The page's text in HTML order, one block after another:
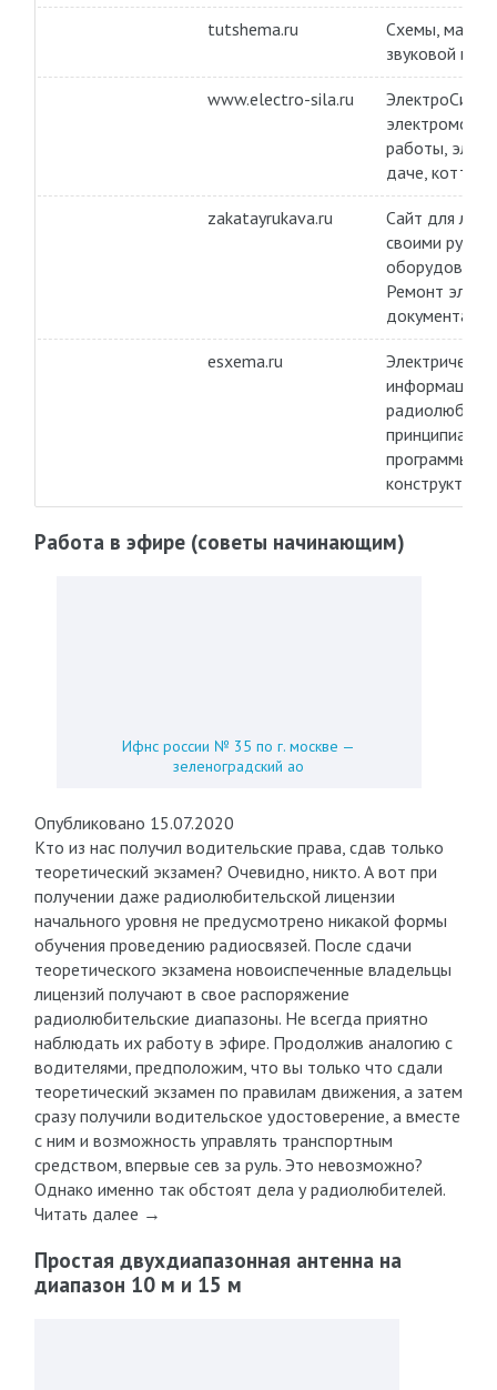
tutshema.ru
Схемы,
звуковой и
www.electro-sila.ru
ЭлектроСила
работы,
даче,
zakatayrukava.ru
Сайт для
своими
Ремонт
документация.
esxema.ru
информация
программы
конструктору.
Работа в эфире (советы начинающим)
Ифнс россии № 35 по г. москве —
зеленоградский ао
Опубликовано 15.07.2020
Кто из нас получил водительские права, сдав только
теоретический экзамен? Очевидно, никто. А вот при
получении даже радиолюбительской лицензии
начального уровня не предусмотрено никакой формы
обучения проведению радиосвязей. После сдачи
теоретического экзамена новоиспеченные владельцы
лицензий получают в свое распоряжение
радиолюбительские диапазоны. Не всегда приятно
наблюдать их работу в эфире. Продолжив аналогию с
водителями, предположим, что вы только что сдали
теоретический экзамен по правилам движения, а затем
сразу получили водительское удостоверение, а вместе
с ним и возможность управлять транспортным
средством, впервые сев за руль. Это невозможно?
Однако именно так обстоят дела у радиолюбителей.
Читать далее →
Простая двухдиапазонная антенна на
диапазон 10 м и 15 м